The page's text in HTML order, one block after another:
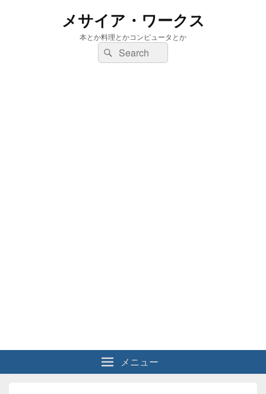
メサイア・ワークス
本とか料理とかコンピュータとか
検
索:
検
索
メニュー